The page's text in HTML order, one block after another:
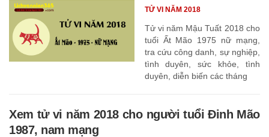
Tử vi năm Mậu Tuất 2018 cho
tuổi Ất Mão 1975 nữ mạng,
tra cứu công danh, sự nghiệp,
tình duyên, sức khỏe, tình
duyên, diễn biến các tháng
TỬ VI NĂM 2018
Xem tử vi năm 2018 cho người tuổi Đinh Mão
1987, nam mạng